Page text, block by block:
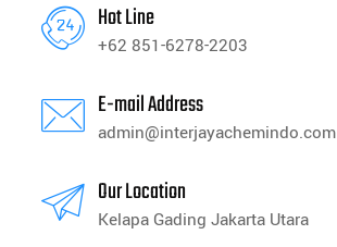
Hot Line
+62 851-6278-2203
E-mail Address
admin@interjayachemindo.com
Our Location
Kelapa Gading Jakarta Utara